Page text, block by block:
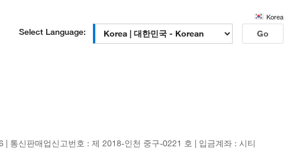
Korea
Select Language: Go
통신판매업신고번호 : 제 2018-인천 중구-0221 호 | 입금계좌 : 시티